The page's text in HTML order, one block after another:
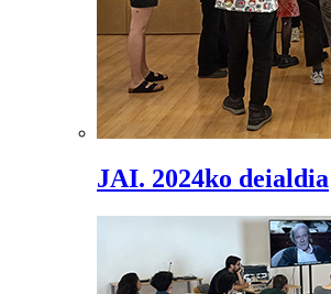
JAI. 2024ko deialdia